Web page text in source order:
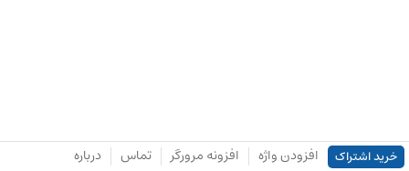
خرید اشتراک افزودن واژه افزونه مرورگر تماس درباره